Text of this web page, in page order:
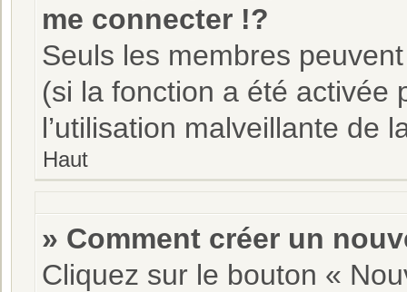
me connecter !?
Seuls les membres
(si la fonction a été activée
l’utilisation malveillante de
Haut
» Comment créer un
Cliquez sur le bouton «